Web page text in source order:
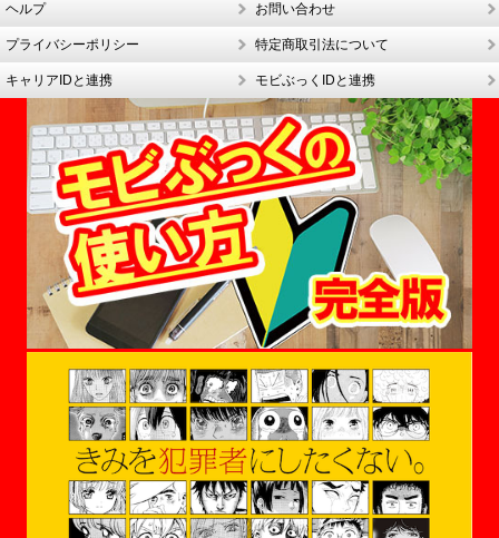
ヘルプ お問い合わせ
プライバシーポリシー 特定商取引法について
キャリアIDと連携 モビぶっくIDと連携